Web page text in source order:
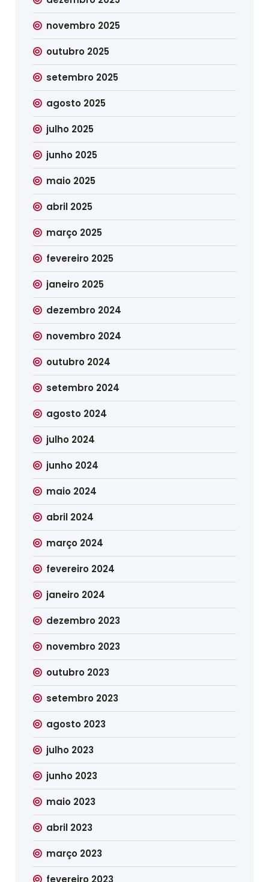
novembro 2025
outubro 2025
setembro 2025
agosto 2025
julho 2025
junho 2025
maio 2025
abril 2025
março 2025
fevereiro 2025
janeiro 2025
dezembro 2024
novembro 2024
outubro 2024
setembro 2024
agosto 2024
julho 2024
junho 2024
maio 2024
abril 2024
março 2024
fevereiro 2024
janeiro 2024
dezembro 2023
novembro 2023
outubro 2023
setembro 2023
agosto 2023
julho 2023
junho 2023
maio 2023
abril 2023
março 2023
fevereiro 2023